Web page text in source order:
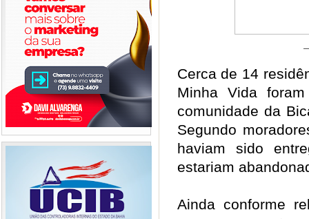
—
Cerca de 14
Minha Vida
comunidade da
Segundo
haviam sido
estariam
Ainda conforme